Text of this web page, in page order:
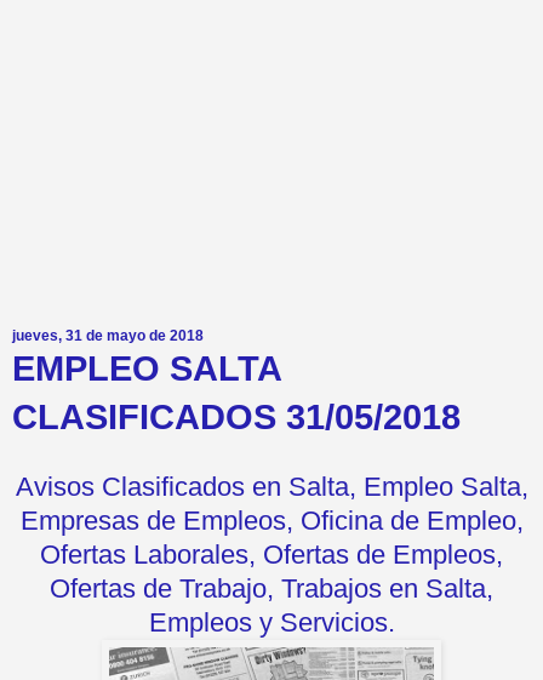
jueves, 31 de mayo de 2018
EMPLEO SALTA
CLASIFICADOS 31/05/2018
Avisos Clasificados en Salta, Empleo Salta,
Empresas de Empleos, Oficina de Empleo,
Ofertas Laborales, Ofertas de Empleos,
Ofertas de Trabajo, Trabajos en Salta,
Empleos y Servicios.